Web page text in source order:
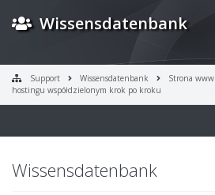
Wissensdatenbank
Support Wissensdatenbank Strona www
hostingu współdzielonym krok po kroku
Wissensdatenbank